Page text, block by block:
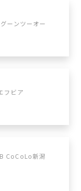
ーンツーオー
フビア
CoCoLo新潟